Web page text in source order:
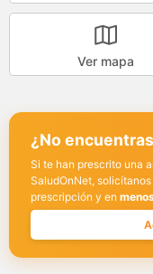
Ver mapa
¿No
Si te han prescrito una
SaludOnNet,
prescripción y en